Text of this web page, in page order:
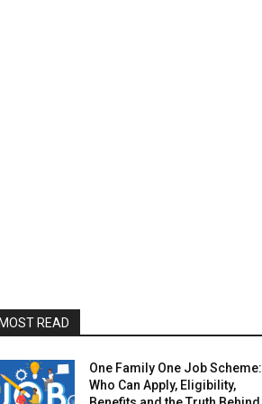
READ
One Family One Job Scheme:
Who Can Apply, Eligibility,